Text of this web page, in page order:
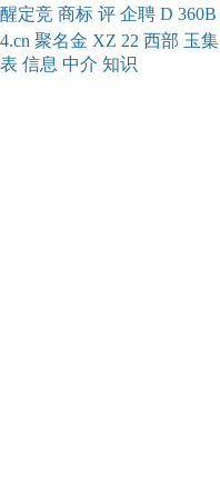
醒定竞 商标 评 企聘 D 360B
4.cn 聚名金 XZ 22 西部 玉集
表 信息 中介 知识